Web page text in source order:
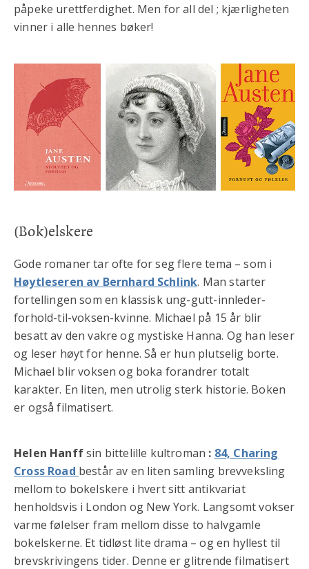
påpeke urettferdighet. Men for all del ; kjærligheten
vinner i alle hennes bøker!
(Bok)elskere
Gode romaner tar ofte for seg flere tema – som i
Høytleseren av Bernhard Schlink. Man starter
fortellingen som en klassisk ung-gutt-innleder-
forhold-til-voksen-kvinne. Michael på 15 år blir
besatt av den vakre og mystiske Hanna. Og han leser
og leser høyt for henne. Så er hun plutselig borte.
Michael blir voksen og boka forandrer totalt
karakter. En liten, men utrolig sterk historie. Boken
er også filmatisert.
Helen Hanffsin bittelille kultroman : 84, Charing
Cross Road består av en liten samling brevveksling
mellom to bokelskere i hvert sitt antikvariat
henholdsvis i London og New York. Langsomt vokser
varme følelser fram mellom disse to halvgamle
bokelskerne. Et tidløst lite drama – og en hyllest til
brevskrivingens tider. Denne er glitrende filmatisert